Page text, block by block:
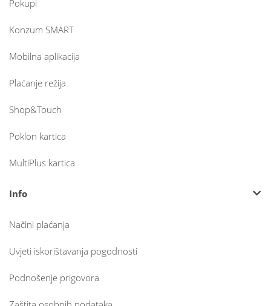
Pokupi
Konzum SMART
Mobilna aplikacija
Plaćanje režija
Shop&Touch
Poklon kartica
MultiPlus kartica
Info
Načini plaćanja
Uvjeti iskorištavanja pogodnosti
Podnošenje prigovora